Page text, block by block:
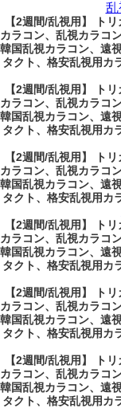
乱
【2週間/乱視用】 ト
カラコン、乱視カラコ
韓国乱視カラコン、遠
タクト、格安乱視用カ
【2週間/乱視用】 ト
カラコン、乱視カラコ
韓国乱視カラコン、遠
タクト、格安乱視用カ
【2週間/乱視用】 ト
カラコン、乱視カラコ
韓国乱視カラコン、遠
タクト、格安乱視用カ
【2週間/乱視用】 ト
カラコン、乱視カラコ
韓国乱視カラコン、遠
タクト、格安乱視用カ
【2週間/乱視用】 ト
カラコン、乱視カラコ
韓国乱視カラコン、遠
タクト、格安乱視用カ
【2週間/乱視用】 ト
カラコン、乱視カラコ
韓国乱視カラコン、遠
タクト、格安乱視用カ